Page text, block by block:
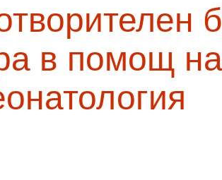
в помощ